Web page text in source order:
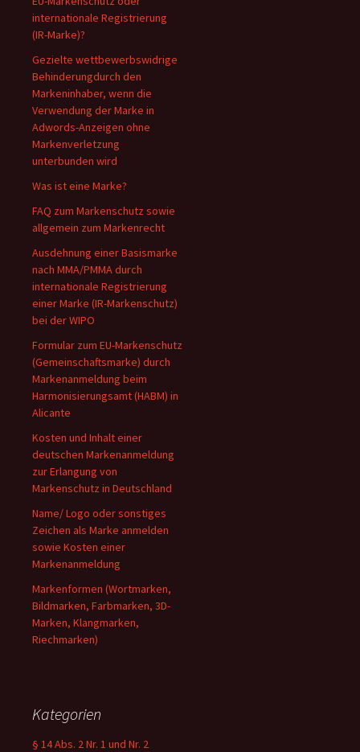
internationale Registrierung
(IR-Marke)?
Gezielte wettbewerbswidrige
Behinderungdurch den
Markeninhaber, wenn die
Verwendung der Marke in
Adwords-Anzeigen ohne
Markenverletzung
unterbunden wird
Was ist eine Marke?
FAQ zum Markenschutz sowie
allgemein zum Markenrecht
Ausdehnung einer Basismarke
nach MMA/PMMA durch
internationale Registrierung
einer Marke (IR-Markenschutz)
bei der WIPO
Formular zum EU-Markenschutz
(Gemeinschaftsmarke) durch
Markenanmeldung beim
Harmonisierungsamt (HABM) in
Alicante
Kosten und Inhalt einer
deutschen Markenanmeldung
zur Erlangung von
Markenschutz in Deutschland
Name/ Logo oder sonstiges
Zeichen als Marke anmelden
sowie Kosten einer
Markenanmeldung
Markenformen (Wortmarken,
Bildmarken, Farbmarken, 3D-
Marken, Klangmarken,
Riechmarken)
Kategorien
§ 14 Abs. 2 Nr. 1 und Nr. 2